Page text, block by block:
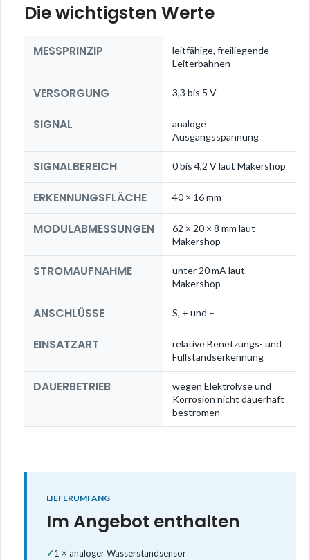
Die wichtigsten Werte
MESSPRINZIP
leitfähige, freiliegende
Leiterbahnen
VERSORGUNG 3,3 bis 5 V
SIGNAL
analoge
Ausgangsspannung
SIGNALBEREICH 0 bis 4,2 V laut Makershop
ERKENNUNGSFLÄCHE 40 × 16 mm
MODULABMESSUNGEN
62 × 20 × 8 mm laut
Makershop
STROMAUFNAHME
unter 20 mA laut
Makershop
ANSCHLÜSSE S, + und –
EINSATZART
relative Benetzungs- und
Füllstandserkennung
DAUERBETRIEB
wegen Elektrolyse und
Korrosion nicht dauerhaft
bestromen
LIEFERUMFANG
Im Angebot enthalten
✓1 × analoger Wasserstandsensor